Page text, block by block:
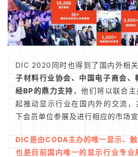
DIC 2020同时也得到了国内外相
子材料行业协会、中国电子商会、
经BP的鼎力支持 ，他们将以联合
起推动显示行业在国内外的交流
下会员单位参展及进行相应的市场宣
DIC是由CODA主办的唯一显示、触
也是目前国内唯一的显示行业专业